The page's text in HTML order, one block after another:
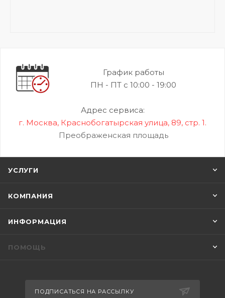
График работы
ПН - ПТ с 10:00 - 19:00
Адрес сервиса:
г. Москва, Краснобогатырская улица, 89, стр. 1.
Преображенская площадь
УСЛУГИ
КОМПАНИЯ
ИНФОРМАЦИЯ
ПОМОЩЬ
ПОДПИСАТЬСЯ НА РАССЫЛКУ